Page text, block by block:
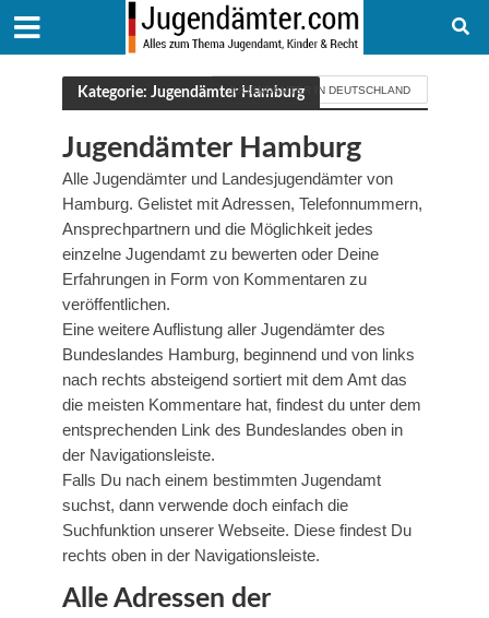
Kategorie: Jugendämter HamburgJUGENDÄMTER IN DEUTSCHLAND
Jugendämter Hamburg
Alle Jugendämter und Landesjugendämter von
Hamburg. Gelistet mit Adressen, Telefonnummern,
Ansprechpartnern und die Möglichkeit jedes
einzelne Jugendamt zu bewerten oder Deine
Erfahrungen in Form von Kommentaren zu
veröffentlichen.
Eine weitere Auflistung aller Jugendämter des
Bundeslandes Hamburg, beginnend und von links
nach rechts absteigend sortiert mit dem Amt das
die meisten Kommentare hat, findest du unter dem
entsprechenden Link des Bundeslandes oben in
der Navigationsleiste.
Falls Du nach einem bestimmten Jugendamt
suchst, dann verwende doch einfach die
Suchfunktion unserer Webseite. Diese findest Du
rechts oben in der Navigationsleiste.
Alle Adressen der